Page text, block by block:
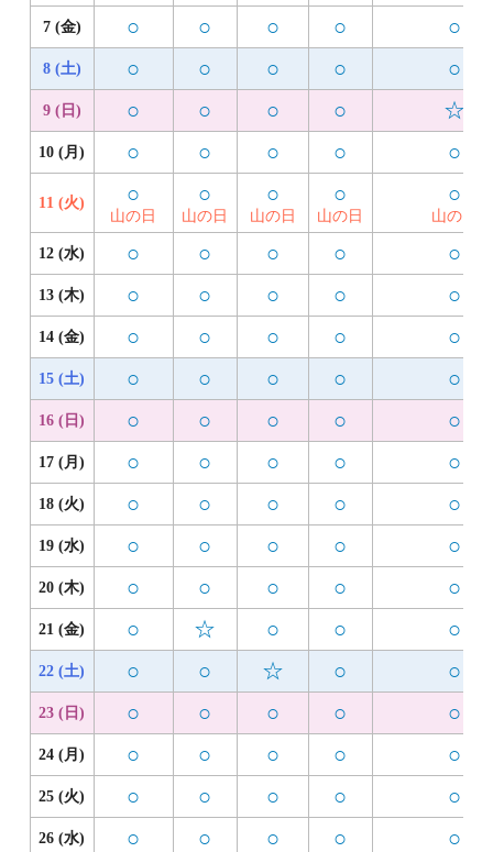
7 (金) ○ ○ ○ ○ ○
8 (土) ○ ○ ○ ○ ○
9 (日) ○ ○ ○ ○ ☆
10 (月) ○ ○ ○ ○ ○
11 (火) ○
山の日
○
山の日
○
山の日
○
山の日
○
山の日
12 (水) ○ ○ ○ ○ ○
13 (木) ○ ○ ○ ○ ○
14 (金) ○ ○ ○ ○ ○
15 (土) ○ ○ ○ ○ ○
16 (日) ○ ○ ○ ○ ○
17 (月) ○ ○ ○ ○ ○
18 (火) ○ ○ ○ ○ ○
19 (水) ○ ○ ○ ○ ○
20 (木) ○ ○ ○ ○ ○
21 (金) ○ ☆ ○ ○ ○
22 (土) ○ ○ ☆ ○ ○
23 (日) ○ ○ ○ ○ ○
24 (月) ○ ○ ○ ○ ○
25 (火) ○ ○ ○ ○ ○
26 (水) ○ ○ ○ ○ ○